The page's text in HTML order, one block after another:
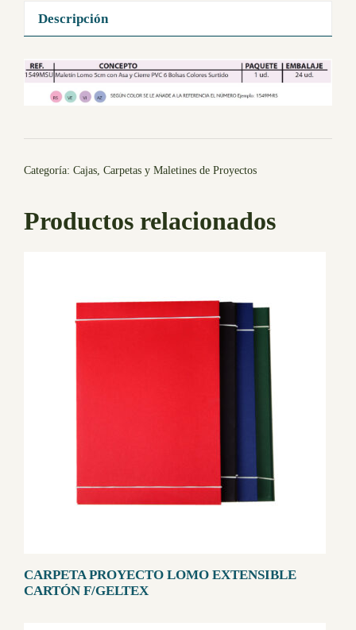
Descripción
Categoría: Cajas, Carpetas y Maletines de Proyectos
Productos relacionados
CARPETA PROYECTO LOMO EXTENSIBLE
CARTÓN F/GELTEX